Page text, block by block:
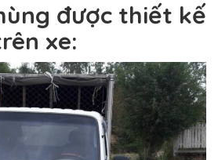
được thiết kế
xe: